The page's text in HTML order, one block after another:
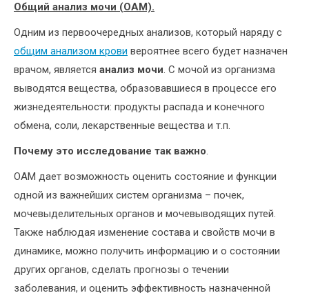
Общий анализ мочи (ОАМ).
Одним из первоочередных анализов, который наряду с
общим анализом крови вероятнее всего будет назначен
врачом, является анализ мочи. С мочой из организма
выводятся вещества, образовавшиеся в процессе его
жизнедеятельности: продукты распада и конечного
обмена, соли, лекарственные вещества и т.п.
Почему это исследование так важно.
ОАМ дает возможность оценить состояние и функции
одной из важнейших систем организма – почек,
мочевыделительных органов и мочевыводящих путей.
Также наблюдая изменение состава и свойств мочи в
динамике, можно получить информацию и о состоянии
других органов, сделать прогнозы о течении
заболевания, и оценить эффективность назначенной